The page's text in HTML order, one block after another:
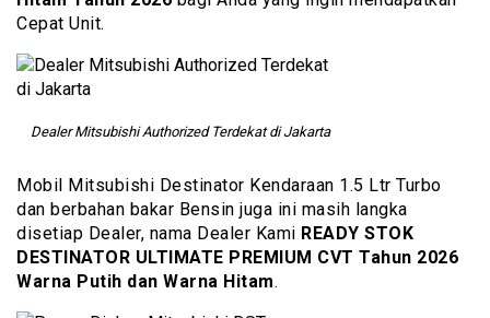
Cepat Unit.
Dealer Mitsubishi Authorized Terdekat di Jakarta
Mobil Mitsubishi Destinator Kendaraan 1.5 Ltr Turbo
dan berbahan bakar Bensin juga ini masih langka
disetiap Dealer, nama Dealer Kami READY STOK
DESTINATOR ULTIMATE PREMIUM CVT Tahun 2026
Warna Putih dan Warna Hitam.